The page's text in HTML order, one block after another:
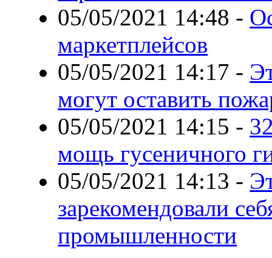
05/05/2021 14:48 -
маркетплейсов
05/05/2021 14:17 -
могут оставить
05/05/2021 14:15 -
мощь гусеничного
05/05/2021 14:13 -
зарекомендовали
промышленности